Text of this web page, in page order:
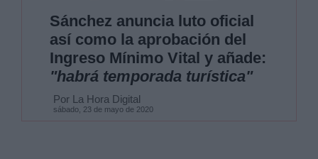
Sánchez anuncia luto oficial
así como la aprobación del
Ingreso Mínimo Vital y añade:
"habrá temporada turística"
Por La Hora Digital
sábado, 23 de mayo de 2020